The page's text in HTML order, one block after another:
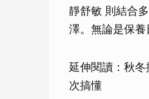
靜舒敏 則結合
澤。無論是保養
延伸閱讀：秋
次搞懂